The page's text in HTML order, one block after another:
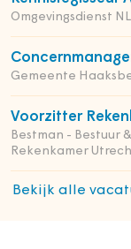
Omgevingsdienst NL
Gemeente
Voorzitter
Bestman - Bestuur
Rekenkamer
Bekijk alle